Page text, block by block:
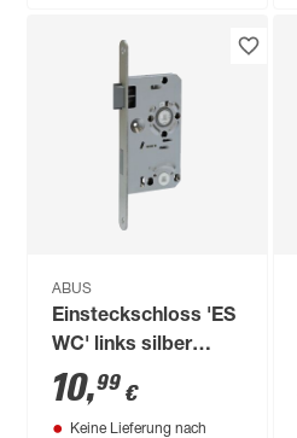
ABUS
Einsteckschloss 'ES
WC' links silber
55/78 mm
10,99 €
Keine Lieferung nach